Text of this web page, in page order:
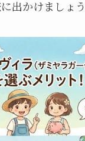
出かけましょう